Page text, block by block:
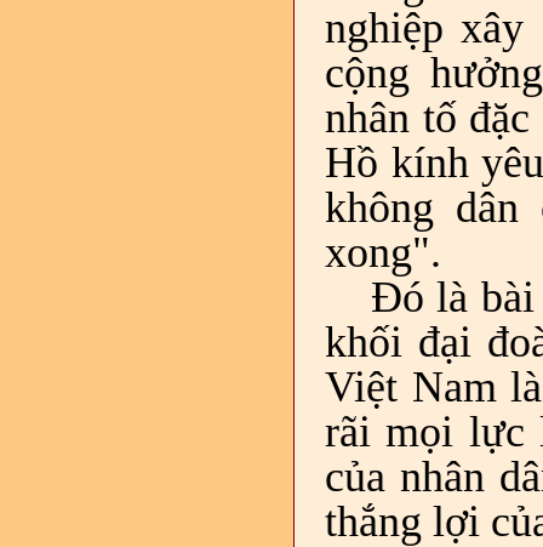
nghiệp
cộng
nhân tố
Hồ kính
không
xong".
Đó là bài
khối đại
Việt Nam
rãi mọi lực
của nhân
thắng lợi